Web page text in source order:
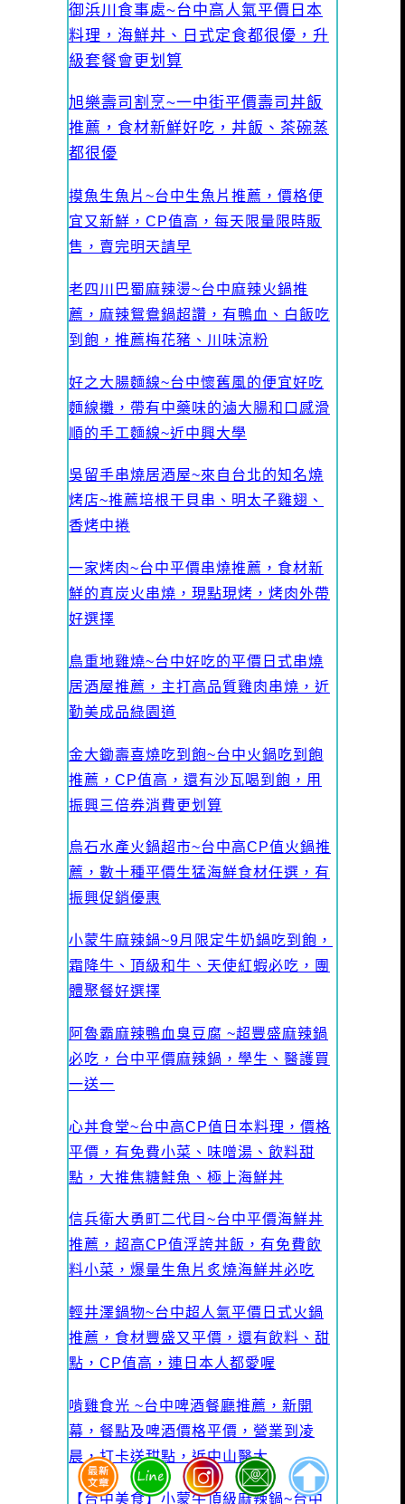
御浜川食事處~台中高人氣平價日本
料理，海鮮丼、日式定食都很優，升
級套餐會更划算
旭樂壽司割烹~一中街平價壽司丼飯
推薦，食材新鮮好吃，丼飯、茶碗蒸
都很優
摸魚生魚片~台中生魚片推薦，價格便
宜又新鮮，CP值高，每天限量限時販
售，賣完明天請早
老四川巴蜀麻辣燙~台中麻辣火鍋推
薦，麻辣鴛鴦鍋超讚，有鴨血、白飯吃
到飽，推薦梅花豬、川味涼粉
好之大腸麵線~台中懷舊風的便宜好吃
麵線攤，帶有中藥味的滷大腸和口感滑
順的手工麵線~近中興大學
吳留手串燒居酒屋~來自台北的知名燒
烤店~推薦培根干貝串、明太子雞翅、
香烤中捲
一家烤肉~台中平價串燒推薦，食材新
鮮的真炭火串燒，現點現烤，烤肉外帶
好選擇
鳥重地雞燒~台中好吃的平價日式串燒
居酒屋推薦，主打高品質雞肉串燒，近
勤美成品綠園道
金大鋤壽喜燒吃到飽~台中火鍋吃到飽
推薦，CP值高，還有沙瓦喝到飽，用
振興三倍券消費更划算
烏石水產火鍋超市~台中高CP值火鍋推
薦，數十種平價生猛海鮮食材任選，有
振興促銷優惠
小蒙牛麻辣鍋~9月限定牛奶鍋吃到飽，
霜降牛、頂級和牛、天使紅蝦必吃，團
體聚餐好選擇
阿魯霸麻辣鴨血臭豆腐 ~超豐盛麻辣鍋
必吃，台中平價麻辣鍋，學生、醫護買
一送一
心丼食堂~台中高CP值日本料理，價格
平價，有免費小菜、味噌湯、飲料甜
點，大推焦糖鮭魚、極上海鮮丼
信兵衛大勇町二代目~台中平價海鮮丼
推薦，超高CP值浮誇丼飯，有免費飲
料小菜，爆量生魚片炙燒海鮮丼必吃
輕井澤鍋物~台中超人氣平價日式火鍋
推薦，食材豐盛又平價，還有飲料、甜
點，CP值高，連日本人都愛喔
啃雞食光 ~台中啤酒餐廳推薦，新開
幕，餐點及啤酒價格平價，營業到凌
晨，打卡送甜點，近中山醫大
【台中美食】小蒙牛頂級麻辣鍋~台中